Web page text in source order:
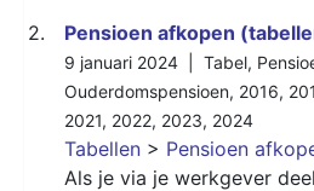
2. Pensioen afkopen
9 januari 2024 | Tabel,
Ouderdomspensioen, 2016,
2021, 2022, 2023, 2024
Tabellen > Pensioen
Als je via je werkgever